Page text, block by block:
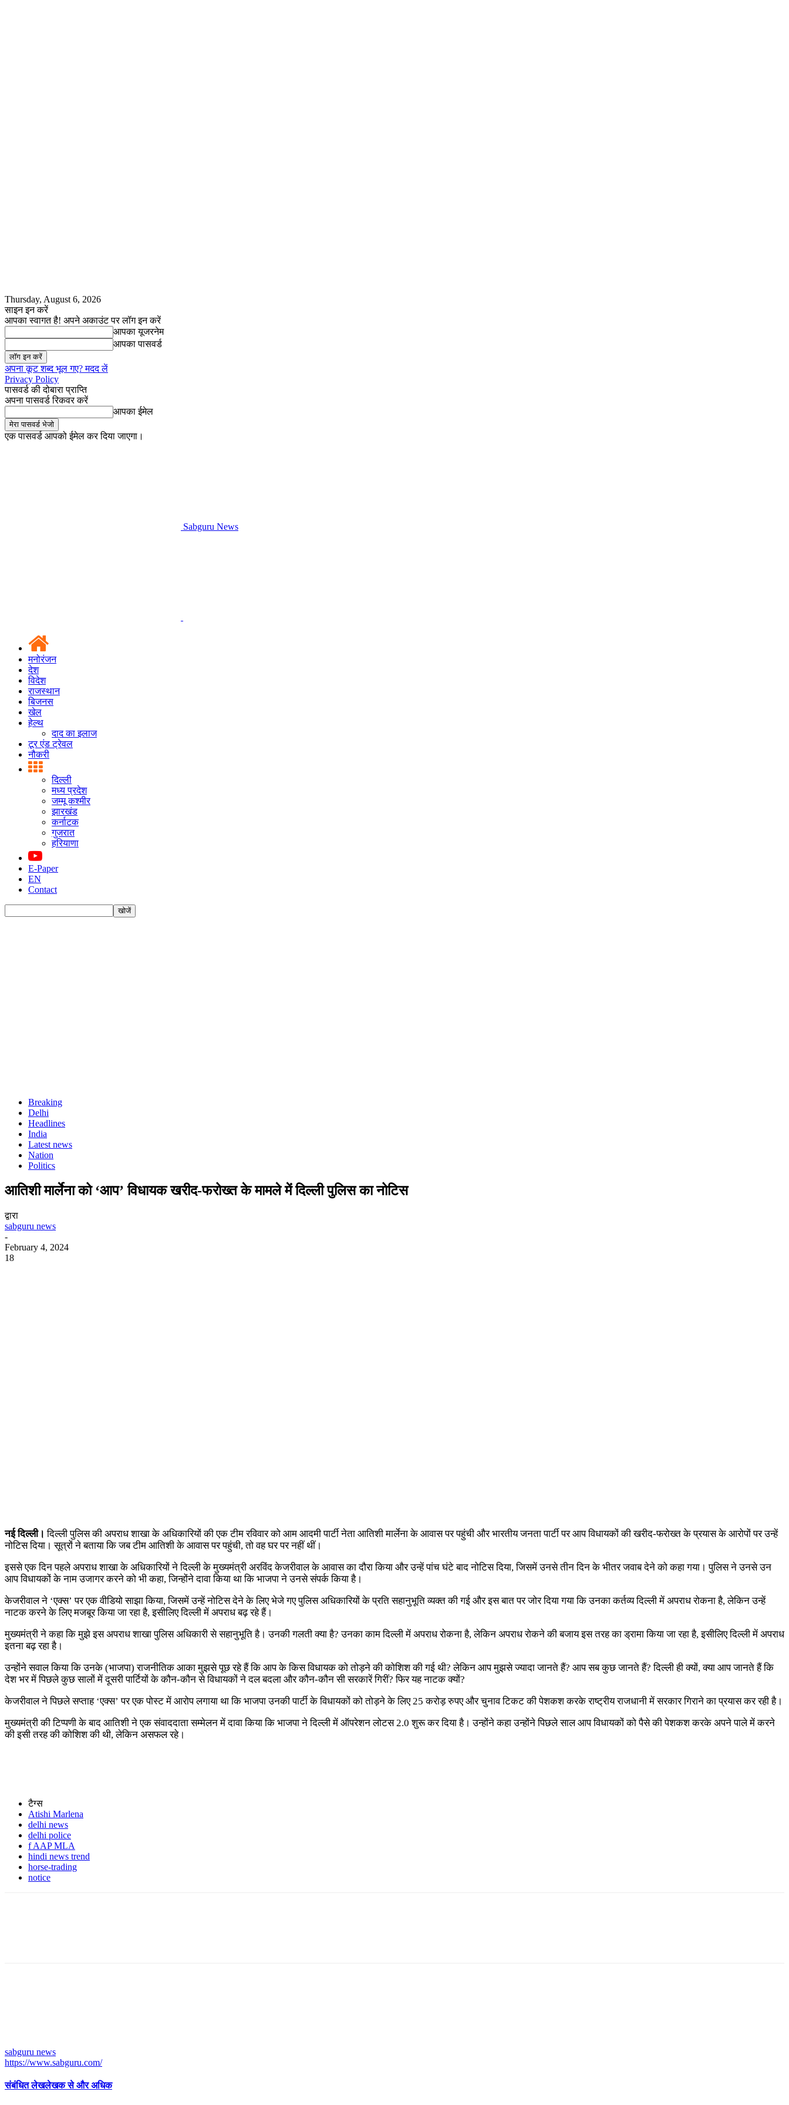
Thursday, August 6, 2026
साइन इन करें
आपका स्वागत है! अपने अकाउंट पर लॉग इन करें
आपका यूजरनेम
आपका पासवर्ड
अपना कूट शब्द भूल गए? मदद लें
Privacy Policy
पासवर्ड की दोबारा प्राप्ति
अपना पासवर्ड रिकवर करें
आपका ईमेल
एक पासवर्ड आपको ईमेल कर दिया जाएगा।
Sabguru News
मनोरंजन
देश
विदेश
राजस्थान
बिजनस
खेल
हेल्थ
दाद का इलाज
टूर एंड ट्रेवल
नौकरी
दिल्ली
मध्य प्रदेश
जम्मू कश्मीर
झारखंड
कर्नाटक
गुजरात
हरियाणा
E-Paper
EN
Contact
Breaking
Delhi
Headlines
India
Latest news
Nation
Politics
आतिशी मार्लेना को ‘आप’ विधायक खरीद-फरोख्त के मामले में दिल्ली पुलिस का नोटिस
द्वारा
sabguru news
-
February 4, 2024
18
नई दिल्ली। दिल्ली पुलिस की अपराध शाखा के अधिकारियों की एक टीम रविवार को आम आदमी पार्टी नेता आतिशी मार्लेना के आवास पर पहुंची और भारतीय जनता पार्टी पर आप विधायकों की खरीद-फरोख्त के प्रयास के आरोपों पर उन्हें
नोटिस दिया। सूत्रों ने बताया कि जब टीम आतिशी के आवास पर पहुंची, तो वह घर पर नहीं थीं।
इससे एक दिन पहले अपराध शाखा के अधिकारियों ने दिल्ली के मुख्यमंत्री अरविंद केजरीवाल के आवास का दौरा किया और उन्हें पांच घंटे बाद नोटिस दिया, जिसमें उनसे तीन दिन के भीतर जवाब देने को कहा गया। पुलिस ने उनसे उन
आप विधायकों के नाम उजागर करने को भी कहा, जिन्होंने दावा किया था कि भाजपा ने उनसे संपर्क किया है।
केजरीवाल ने ‘एक्स’ पर एक वीडियो साझा किया, जिसमें उन्हें नोटिस देने के लिए भेजे गए पुलिस अधिकारियों के प्रति सहानुभूति व्यक्त की गई और इस बात पर जोर दिया गया कि उनका कर्तव्य दिल्ली में अपराध रोकना है, लेकिन उन्हें
नाटक करने के लिए मजबूर किया जा रहा है, इसीलिए दिल्ली में अपराध बढ़ रहे हैं।
मुख्यमंत्री ने कहा कि मुझे इस अपराध शाखा पुलिस अधिकारी से सहानुभूति है। उनकी गलती क्या है? उनका काम दिल्ली में अपराध रोकना है, लेकिन अपराध रोकने की बजाय इस तरह का ड्रामा किया जा रहा है, इसीलिए दिल्ली में अपराध
इतना बढ़ रहा है।
उन्होंने सवाल किया कि उनके (भाजपा) राजनीतिक आका मुझसे पूछ रहे हैं कि आप के किस विधायक को तोड़ने की कोशिश की गई थी? लेकिन आप मुझसे ज्यादा जानते हैं? आप सब कुछ जानते हैं? दिल्ली ही क्यों, क्या आप जानते हैं कि
देश भर में पिछले कुछ सालों में दूसरी पार्टियों के कौन-कौन से विधायकों ने दल बदला और कौन-कौन सी सरकारें गिरीं? फिर यह नाटक क्यों?
केजरीवाल ने पिछले सप्ताह ‘एक्स’ पर एक पोस्ट में आरोप लगाया था कि भाजपा उनकी पार्टी के विधायकों को तोड़ने के लिए 25 करोड़ रुपए और चुनाव टिकट की पेशकश करके राष्ट्रीय राजधानी में सरकार गिराने का प्रयास कर रही है।
मुख्यमंत्री की टिप्पणी के बाद आतिशी ने एक संवाददाता सम्मेलन में दावा किया कि भाजपा ने दिल्ली में ऑपरेशन लोटस 2.0 शुरू कर दिया है। उन्होंने कहा उन्होंने पिछले साल आप विधायकों को पैसे की पेशकश करके अपने पाले में करने
की इसी तरह की कोशिश की थी, लेकिन असफल रहे।
टैग्स
Atishi Marlena
delhi news
delhi police
f AAP MLA
hindi news trend
horse-trading
notice
sabguru news
https://www.sabguru.com/
संबंधित लेखलेखक से और अधिक